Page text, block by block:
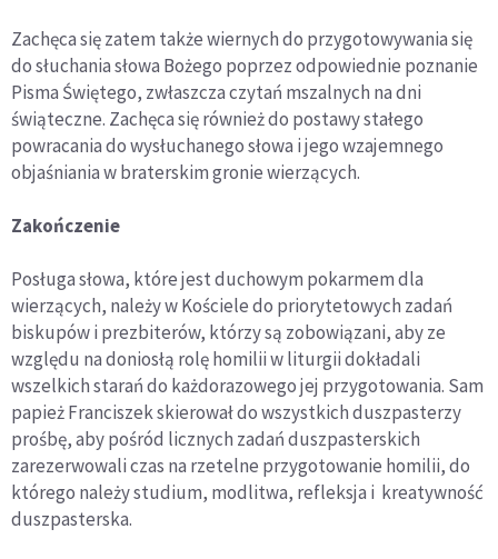
Zachęca się zatem także wiernych do przygotowywania się
do słuchania słowa Bożego poprzez odpowiednie poznanie
Pisma Świętego, zwłaszcza czytań mszalnych na dni
świąteczne. Zachęca się również do postawy stałego
powracania do wysłuchanego słowa i jego wzajemnego
objaśniania w braterskim gronie wierzących.
Zakończenie
Posługa słowa, które jest duchowym pokarmem dla
wierzących, należy w Kościele do priorytetowych zadań
biskupów i prezbiterów, którzy są zobowiązani, aby ze
względu na doniosłą rolę homilii w liturgii dokładali
wszelkich starań do każdorazowego jej przygotowania. Sam
papież Franciszek skierował do wszystkich duszpasterzy
prośbę, aby pośród licznych zadań duszpasterskich
zarezerwowali czas na rzetelne przygotowanie homilii, do
którego należy studium, modlitwa, refleksja i kreatywność
duszpasterska.